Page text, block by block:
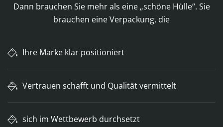
Dann brauchen Sie mehr als eine „schöne Hülle“. Sie
brauchen eine Verpackung, die
Ihre Marke klar positioniert
Vertrauen schafft und Qualität vermittelt
sich im Wettbewerb durchsetzt